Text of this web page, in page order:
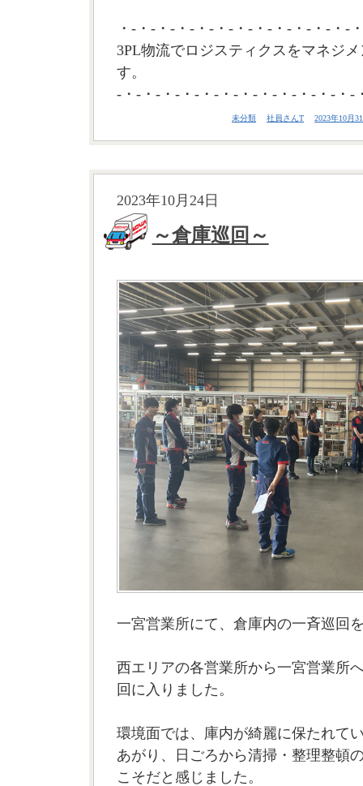
・-・-・-・-・-・-・-・-・-・-・-・-
3PL物流でロジスティクスをマネジ
す。
-・-・-・-・-・-・-・-・-・-・-・-・-
未分類 社員さんT 2023年10月
2023年10月24日
～倉庫巡回～
一宮営業所にて、倉庫内の一斉巡回
西エリアの各営業所から一宮営業所
回に入りました。
環境面では、庫内が綺麗に保たれて
あがり、日ごろから清掃・整理整頓
こそだと感じました。